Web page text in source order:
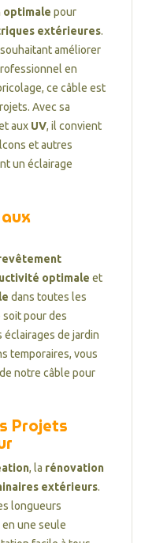
pour
extérieures.
améliorer
en
ce câble est
Avec sa
aux UV, il convient
et autres
un éclairage
optimale et
dans toutes les
pour des
éclairages de jardin
temporaires, vous
notre câble pour
Projets
, la rénovation
extérieurs.
longueurs
une seule